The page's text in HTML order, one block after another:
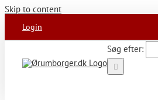
Skip to content
Login
Søg efter: